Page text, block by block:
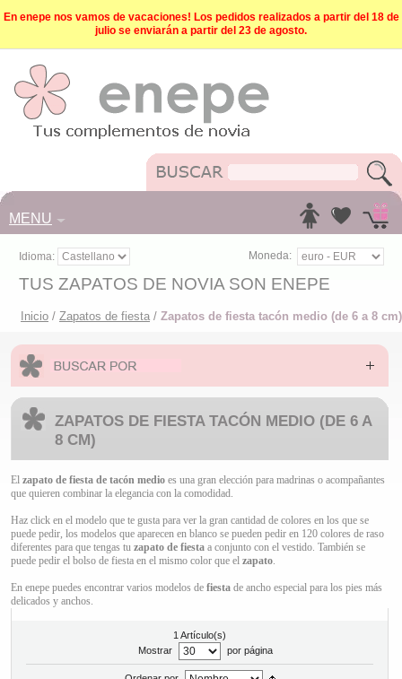
En enepe nos vamos de vacaciones! Los pedidos realizados a partir del 18 de
julio se enviarán a partir del 23 de agosto.
MENU
Idioma: Moneda:
TUS ZAPATOS DE NOVIA SON ENEPE
Inicio / Zapatos de fiesta / Zapatos de fiesta tacón medio (de 6 a 8 cm)
ZAPATOS DE FIESTA TACÓN MEDIO (DE 6 A
8 CM)
El zapato de fiesta de tacón medio es una gran elección para madrinas o acompañantes
que quieren combinar la elegancia con la comodidad.
Haz click en el modelo que te gusta para ver la gran cantidad de colores en los que se
puede pedir, los modelos que aparecen en blanco se pueden pedir en 120 colores de raso
diferentes para que tengas tu zapato de fiesta a conjunto con el vestido. También se
puede pedir el bolso de fiesta en el mismo color que el zapato.
En enepe puedes encontrar varios modelos de fiesta de ancho especial para los pies más
delicados y anchos.
1 Artículo(s)
Mostrar
por página